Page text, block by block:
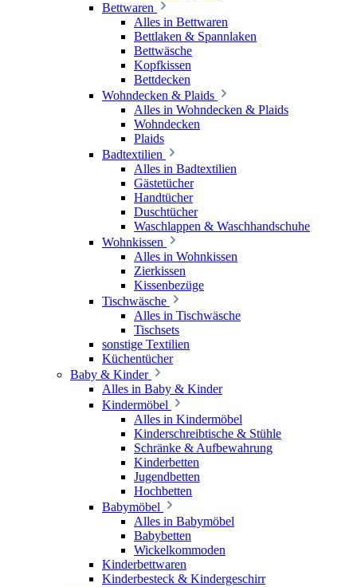
Bettwaren
Alles in Bettwaren
Bettlaken & Spannlaken
Bettwäsche
Kopfkissen
Bettdecken
Wohndecken & Plaids
Alles in Wohndecken & Plaids
Wohndecken
Plaids
Badtextilien
Alles in Badtextilien
Gästetücher
Handtücher
Duschtücher
Waschlappen & Waschhandschuhe
Wohnkissen
Alles in Wohnkissen
Zierkissen
Kissenbezüge
Tischwäsche
Alles in Tischwäsche
Tischsets
sonstige Textilien
Küchentücher
Baby & Kinder
Alles in Baby & Kinder
Kindermöbel
Alles in Kindermöbel
Kinderschreibtische & Stühle
Schränke & Aufbewahrung
Kinderbetten
Jugendbetten
Hochbetten
Babymöbel
Alles in Babymöbel
Babybetten
Wickelkommoden
Kinderbettwaren
Kinderbesteck & Kindergeschirr